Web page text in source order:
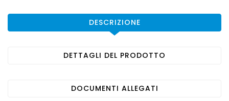
DESCRIZIONE
DETTAGLI DEL PRODOTTO
DOCUMENTI ALLEGATI